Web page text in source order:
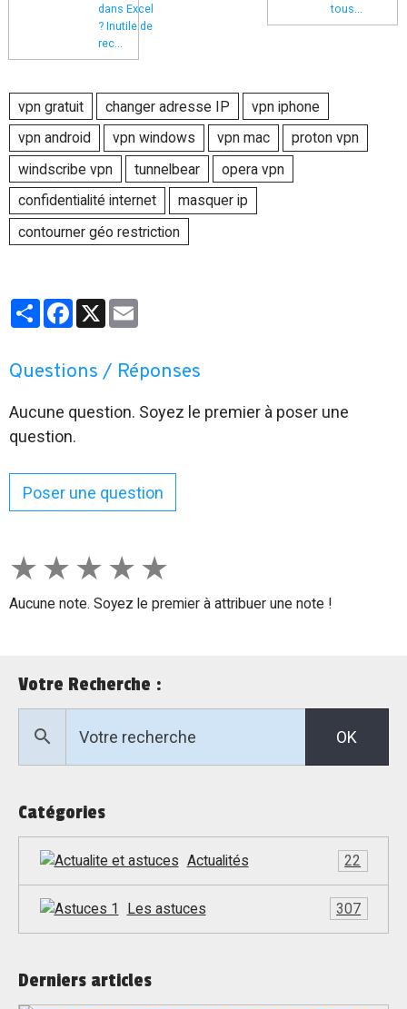
dans Excel
? Inutile de
rec...
tous...
vpn gratuit changer adresse IP
vpn iphone
vpn android
vpn windows vpn mac
proton vpn
windscribe vpn
tunnelbear
opera vpn
confidentialité internet
masquer ip
contourner géo restriction
PartagerFacebook
X
Questions / Réponses
Aucune question. Soyez le premier à poser une
question.
Poser une question
★ ★ ★ ★ ★
Aucune note. Soyez le premier à attribuer une note !
Votre Recherche :
OK
Catégories
Actualités 22
Les astuces 307
Derniers articles